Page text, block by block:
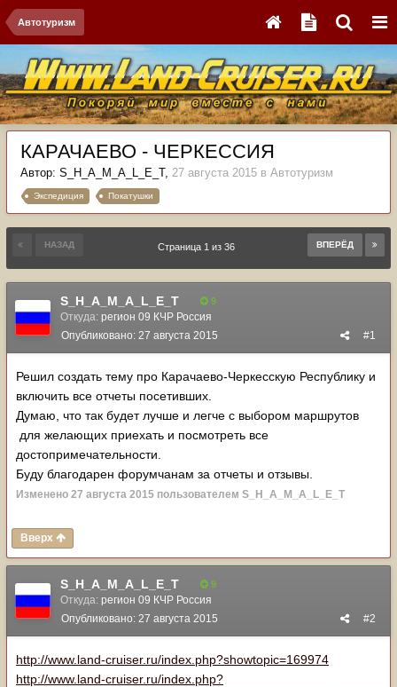
Автотуризм
КАРАЧАЕВО - ЧЕРКЕССИЯ
Автор: S_H_A_M_A_L_E_T, 27 августа 2015 в Автотуризм
Экспедиция Покатушки
НАЗАД ВПЕРЁД
Страница 1 из 36
S_H_A_M_A_L_E_T 9
Откуда: регион 09 КЧР Россия
#1
Опубликовано: 27 августа 2015
Решил создать тему про Карачаево-Черкесскую Республику и
включить все отчеты посетивших.
Думаю, что так будет лучше и легче с выбором маршрутов
для желающих приехать и посмотреть все
достопримечательности.
Буду благодарен форумчанам за отчеты и отзывы.
Изменено 27 августа 2015 пользователем S_H_A_M_A_L_E_T
Вверх
S_H_A_M_A_L_E_T 9
Откуда: регион 09 КЧР Россия
#2
Опубликовано: 27 августа 2015
http://www.land-cruiser.ru/index.php?showtopic=169974
http://www.land-cruiser.ru/index.php?